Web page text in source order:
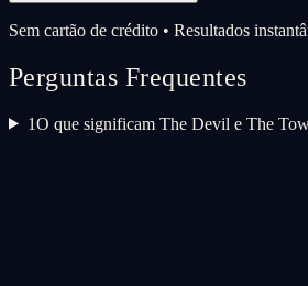
Sem cartão de crédito • Resultados
Perguntas Frequentes
1O que significam The Devil e The